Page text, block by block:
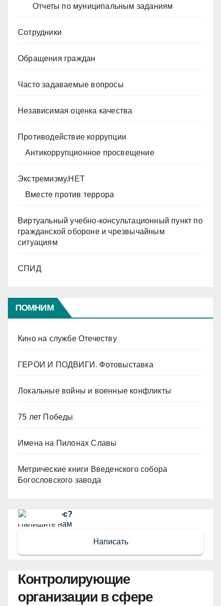
Отчеты по муниципальным заданиям
Сотрудники
Обращения граждан
Часто задаваемые вопросы
Независимая оценка качества
Противодействие коррупции
Антикоррупционное просвещение
Экстремизму.НЕТ
Вместе против террора
Виртуальный учебно-консультационный пункт по
гражданской обороне и чрезвычайным
ситуациям
СПИД
ПОМНИМ
Кино на службе Отечеству
ГЕРОИ И ПОДВИГИ. Фотовыставка
Локальные войны и военные конфликты
75 лет Победы
Имена на Пилонах Славы
Метрические книги Введенского собора
Богословского завода
Есть вопрос?
Напишите нам
Написать
Контролирующие
организации в сфере